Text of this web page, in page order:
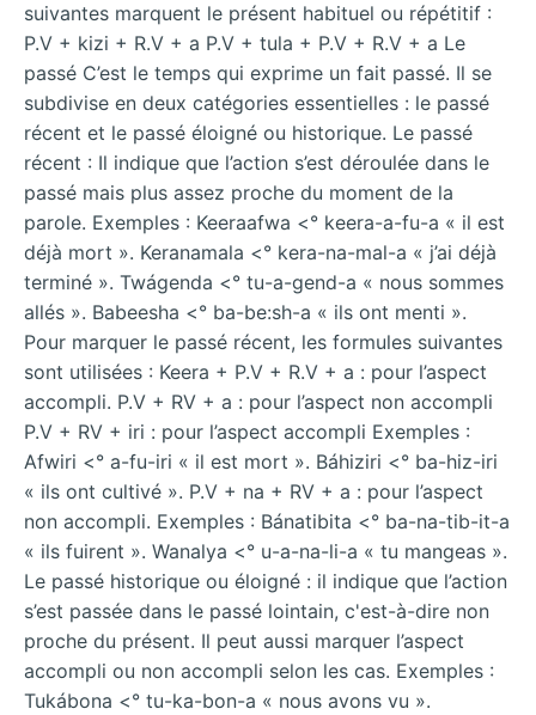
suivantes marquent le présent habituel ou répétitif :
P.V + kizi + R.V + a P.V + tula + P.V + R.V + a Le
passé C’est le temps qui exprime un fait passé. Il se
subdivise en deux catégories essentielles : le passé
récent et le passé éloigné ou historique. Le passé
récent : Il indique que l’action s’est déroulée dans le
passé mais plus assez proche du moment de la
parole. Exemples : Keeraafwa <° keera-a-fu-a « il est
déjà mort ». Keranamala <° kera-na-mal-a « j’ai déjà
terminé ». Twágenda <° tu-a-gend-a « nous sommes
allés ». Babeesha <° ba-be:sh-a « ils ont menti ».
Pour marquer le passé récent, les formules suivantes
sont utilisées : Keera + P.V + R.V + a : pour l’aspect
accompli. P.V + RV + a : pour l’aspect non accompli
P.V + RV + iri : pour l’aspect accompli Exemples :
Afwiri <° a-fu-iri « il est mort ». Báhiziri <° ba-hiz-iri
« ils ont cultivé ». P.V + na + RV + a : pour l’aspect
non accompli. Exemples : Bánatibita <° ba-na-tib-it-a
« ils fuirent ». Wanalya <° u-a-na-li-a « tu mangeas ».
Le passé historique ou éloigné : il indique que l’action
s’est passée dans le passé lointain, c'est-à-dire non
proche du présent. Il peut aussi marquer l’aspect
accompli ou non accompli selon les cas. Exemples :
Tukábona <° tu-ka-bon-a « nous avons vu ».